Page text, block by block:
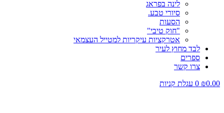
לינה בפראג
סיורי טבע.
הסעות
"חוק טיבי"
אטרקציות עיקריות למטייל העצמאי
לבד מחוץ לעיר
ספרים
צרו קשר
₪0.00
0 עגלת קניות